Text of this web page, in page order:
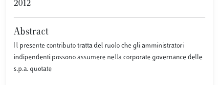
2012
Abstract
Il presente contributo tratta del ruolo che gli amministratori
indipendenti possono assumere nella corporate governance delle
s.p.a. quotate